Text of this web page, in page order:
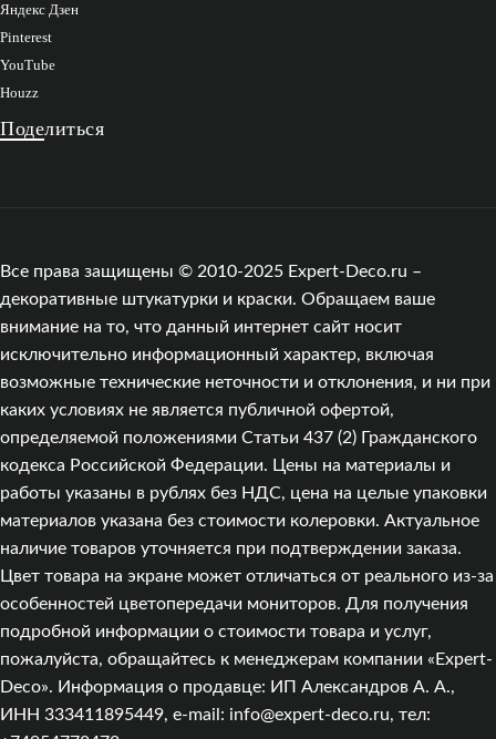
Яндекс Дзен
Pinterest
YouTube
Houzz
Поделиться
Все права защищены © 2010-2025 Expert-Deco.ru –
декоративные штукатурки и краски. Обращаем ваше
внимание на то, что данный интернет сайт носит
исключительно информационный характер, включая
возможные технические неточности и отклонения, и ни при
каких условиях не является публичной офертой,
определяемой положениями Статьи 437 (2) Гражданского
кодекса Российской Федерации. Цены на материалы и
работы указаны в рублях без НДС, цена на целые упаковки
материалов указана без стоимости колеровки. Актуальное
наличие товаров уточняется при подтверждении заказа.
Цвет товара на экране может отличаться от реального из‑за
особенностей цветопередачи мониторов. Для получения
подробной информации о стоимости товара и услуг,
пожалуйста, обращайтесь к менеджерам компании «Expert-
Deco». Информация о продавце: ИП Александров А. А.,
ИНН 333411895449, e-mail: info@expert-deco.ru, тел: